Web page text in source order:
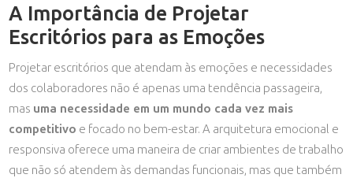
A Importância de Projetar
Escritórios para as Emoções
Projetar escritórios que atendam às emoções e necessidades
dos colaboradores não é apenas uma tendência passageira,
mas uma necessidade em um mundo cada vez mais
competitivo e focado no bem-estar. A arquitetura emocional e
responsiva oferece uma maneira de criar ambientes de trabalho
que não só atendem às demandas funcionais, mas que também